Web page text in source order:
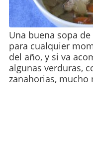
Una buena sopa
para cualquier
del año, y si va
algunas verduras,
zanahorias, mucho